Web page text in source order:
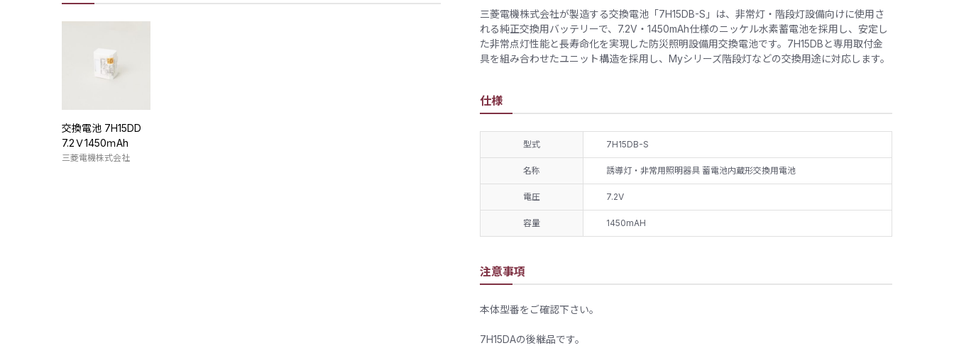
交換電池 7H15DD
7.2Ｖ1450ｍAh
三菱電機株式会社
三菱電機株式会社が製造する交換電池「7H15DB-S」は、非常灯・階段灯設備向けに使用さ
れる純正交換用バッテリーで、7.2V・1450mAh仕様のニッケル水素蓄電池を採用し、安定し
た非常点灯性能と長寿命化を実現した防災照明設備用交換電池です。7H15DBと専用取付金
具を組み合わせたユニット構造を採用し、Myシリーズ階段灯などの交換用途に対応します。
仕様
型式 7H15DB-S
名称 誘導灯・非常用照明器具 蓄電池内蔵形交換用電池
電圧 7.2V
容量 1450mAH
注意事項
本体型番をご確認下さい。
7H15DAの後継品です。